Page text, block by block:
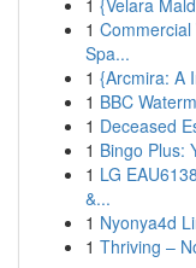
1 {Velara
1
Spa...
1 {Arcmira: A
1 BBC
1 Deceased
1 Bingo Plus:
1 LG
&...
1 Nyonya4d
1 Thriving –